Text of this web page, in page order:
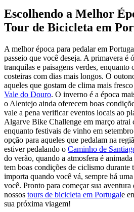
Escolhendo a Melhor
Tour de Bicicleta em
A melhor época para pedalar em
passeio que você deseja. A primavera é
tranquilas e paisagens verdes, enquanto
costeiras com dias mais longos. O
aqueles que gostam de clima mais
Vale do Douro. O inverno é a época
o Alentejo ainda oferecem boas
vale a pena verificar eventos locais ao
Algarve Bike Challenge em março atrai
enquanto festivais de vinho em
opção para aqueles que pedalam na
estiver pedalando o Caminho de
do verão, quando a atmosfera é
tem boas condições de ciclismo durante
importa quando você vá, sempre há
você. Pronto para começar sua
nossos tours de bicicleta em Portugale
sua próxima viagem!